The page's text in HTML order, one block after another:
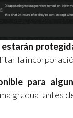
estarán
la
para
gradual antes